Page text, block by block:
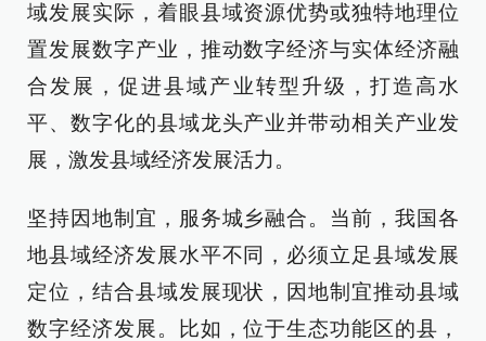
域发展实际，着眼县域资源优势或独特地理位
置发展数字产业，推动数字经济与实体经济融
合发展，促进县域产业转型升级，打造高水
平、数字化的县域龙头产业并带动相关产业发
展，激发县域经济发展活力。
坚持因地制宜，服务城乡融合。当前，我国各
地县域经济发展水平不同，必须立足县域发展
定位，结合县域发展现状，因地制宜推动县域
数字经济发展。比如，位于生态功能区的县，